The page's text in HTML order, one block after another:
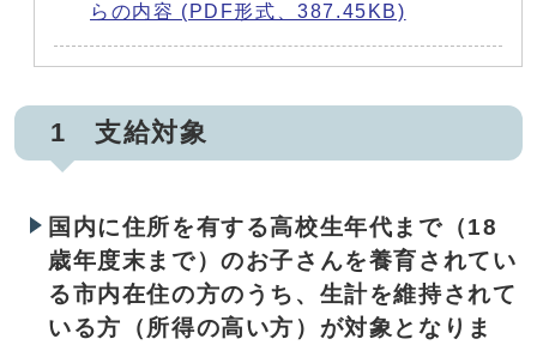
らの内容 (PDF形式、387.45KB)
1 支給対象
国内に住所を有する高校生年代まで（18
歳年度末まで）のお子さんを養育されてい
る市内在住の方のうち、生計を維持されて
いる方（所得の高い方）が対象となりま